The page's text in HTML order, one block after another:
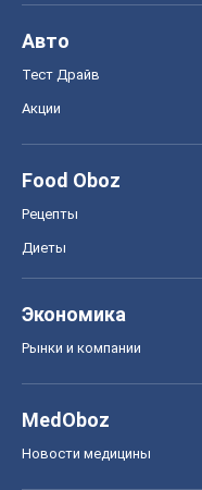
Авто
Тест Драйв
Акции
Food Oboz
Рецепты
Диеты
Экономика
Рынки и компании
MedOboz
Новости медицины